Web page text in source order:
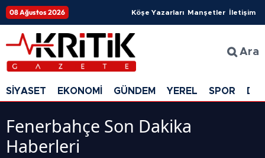
08 Ağustos 2026 Köşe Yazarları Manşetler İletişim
Ara
SİYASET EKONOMİ GÜNDEM YEREL SPOR
Fenerbahçe Son Dakika
Haberleri